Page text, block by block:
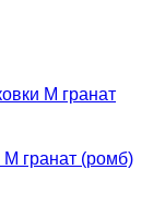
гранат (ромб)